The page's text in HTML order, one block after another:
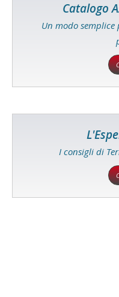
Catalogo
Un modo
I consigli di